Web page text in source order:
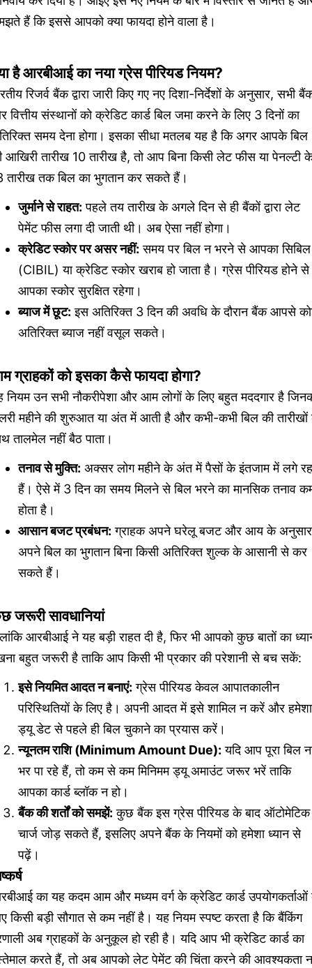
हैं कि इससे आपको क्या फायदा होने वाला है।
है आरबीआई का नया ग्रेस पीरियड नियम?
रिजर्व बैंक द्वारा जारी किए गए नए दिशा-निर्देशों के अनुसार, सभी
वित्तीय संस्थानों को क्रेडिट कार्ड बिल जमा करने के लिए 3 दिनों का
समय देना होगा। इसका सीधा मतलब यह है कि अगर आपके बिल
आखिरी तारीख 10 तारीख है, तो आप बिना किसी लेट फीस या पेनल्टी
तारीख तक बिल का भुगतान कर सकते हैं।
जुर्माने से राहत: पहले तय तारीख के अगले दिन से ही बैंकों द्वारा लेट
पेमेंट फीस लगा दी जाती थी। अब ऐसा नहीं होगा।
क्रेडिट स्कोर पर असर नहीं: समय पर बिल न भरने से आपका सिबिल
(CIBIL) या क्रेडिट स्कोर खराब हो जाता है। ग्रेस पीरियड होने से
आपका स्कोर सुरक्षित रहेगा।
ब्याज में छूट: इस अतिरिक्त 3 दिन की अवधि के दौरान बैंक आपसे
अतिरिक्त ब्याज नहीं वसूल सकते।
ग्राहकों को इसका कैसे फायदा होगा?
नियम उन सभी नौकरीपेशा और आम लोगों के लिए बहुत मददगार है
महीने की शुरुआत या अंत में आती है और कभी-कभी बिल की
तालमेल नहीं बैठ पाता।
तनाव से मुक्ति: अक्सर लोग महीने के अंत में पैसों के इंतजाम में लगे
हैं। ऐसे में 3 दिन का समय मिलने से बिल भरने का मानसिक तनाव
होता है।
आसान बजट प्रबंधन: ग्राहक अपने घरेलू बजट और आय के अनुसार
अपने बिल का भुगतान बिना किसी अतिरिक्त शुल्क के आसानी से कर
सकते हैं।
जरूरी सावधानियां
आरबीआई ने यह बड़ी राहत दी है, फिर भी आपको कुछ बातों का
बहुत जरूरी है ताकि आप किसी भी प्रकार की परेशानी से बच सकें:
इसे नियमित आदत न बनाएं: ग्रेस पीरियड केवल आपातकालीन
परिस्थितियों के लिए है। अपनी आदत में इसे शामिल न करें और हमेशा
ड्यू डेट से पहले ही बिल चुकाने का प्रयास करें।
न्यूनतम राशि (Minimum Amount Due): यदि आप पूरा बिल
भर पा रहे हैं, तो कम से कम मिनिमम ड्यू अमाउंट जरूर भरें ताकि
आपका कार्ड ब्लॉक न हो।
बैंक की शर्तों को समझें: कुछ बैंक इस ग्रेस पीरियड के बाद ऑटोमेटिक
चार्ज जोड़ सकते हैं, इसलिए अपने बैंक के नियमों को हमेशा ध्यान से
पढ़ें।
का यह कदम आम और मध्यम वर्ग के क्रेडिट कार्ड
किसी बड़ी सौगात से कम नहीं है। यह नियम स्पष्ट करता है कि बैंकिंग
अब ग्राहकों के अनुकूल हो रही है। यदि आप भी क्रेडिट कार्ड का
करते हैं, तो अब आपको लेट पेमेंट की चिंता करने की आवश्यकता